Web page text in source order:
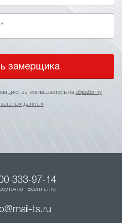
замерщика
вы соглашаетесь на обработку
данных
333-97-14
| Бесплатно
ts.ru